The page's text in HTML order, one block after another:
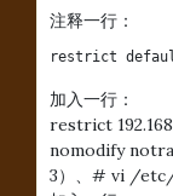
注释一行：
restrict
加入一行：
restrict
nomodify
3）、# vi /